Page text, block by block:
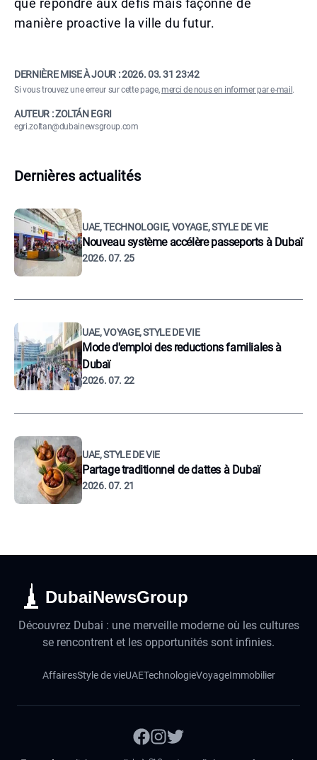
que répondre aux défis mais façonne de
manière proactive la ville du futur.
DERNIÈRE MISE À JOUR :2026. 03. 31 23:42
Si vous trouvez une erreur sur cette page,merci de nous en informer par e-mail .
AUTEUR : ZOLTÁN EGRI
egri.zoltan@dubainewsgroup.com
Dernières actualités
UAE, TECHNOLOGIE, VOYAGE, STYLE DE VIE
Nouveau système accélère passeports à Dubaï
2026. 07. 25
UAE, VOYAGE, STYLE DE VIE
Mode d'emploi des reductions familiales à
Dubaï
2026. 07. 22
UAE, STYLE DE VIE
Partage traditionnel de dattes à Dubaï
2026. 07. 21
DubaiNewsGroup
Découvrez Dubai : une merveille moderne où les cultures
se rencontrent et les opportunités sont infinies.
AffairesStyle de vieUAETechnologieVoyageImmobilier